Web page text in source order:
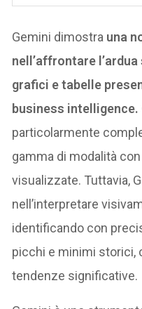
Gemini dimostra una
nell’affrontare
grafici e tabelle
business intelligence.
particolarmente
gamma di modalità
visualizzate. Tuttavia,
nell’interpretare
identificando con
picchi e minimi storici,
tendenze significative.